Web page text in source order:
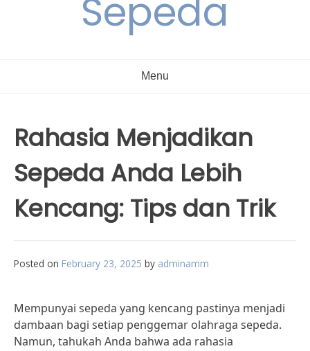
Sepeda
Menu
Rahasia Menjadikan
Sepeda Anda Lebih
Kencang: Tips dan Trik
Posted on February 23, 2025 by adminamm
Mempunyai sepeda yang kencang pastinya menjadi
dambaan bagi setiap penggemar olahraga sepeda.
Namun, tahukah Anda bahwa ada rahasia